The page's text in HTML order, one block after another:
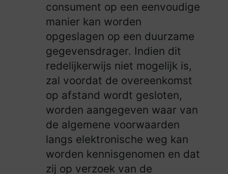
consument op een eenvoudige
manier kan worden
opgeslagen op een duurzame
gegevensdrager. Indien dit
redelijkerwijs niet mogelijk is,
zal voordat de overeenkomst
op afstand wordt gesloten,
worden aangegeven waar van
de algemene voorwaarden
langs elektronische weg kan
worden kennisgenomen en dat
zij op verzoek van de